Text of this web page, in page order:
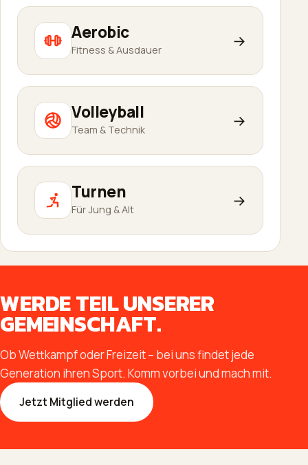
Aerobic
Fitness & Ausdauer →
Volleyball
Team & Technik →
Turnen
Für Jung & Alt →
WERDE TEIL UNSERER
GEMEINSCHAFT.
Ob Wettkampf oder Freizeit – bei uns findet jede
Generation ihren Sport. Komm vorbei und mach mit.
Jetzt Mitglied werden